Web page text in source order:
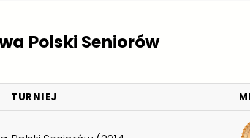
Polski Seniorów
TURNIEJ